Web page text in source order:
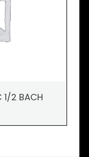
1/2 BACH